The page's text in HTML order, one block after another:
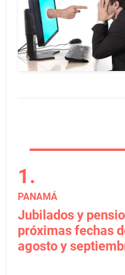
PANAMÁ
Jubilados y
próximas fechas
agosto y